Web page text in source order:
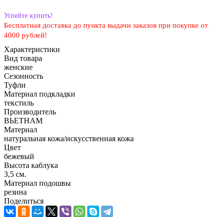
Успейте купить!
Бесплатная доставка до пункта выдачи заказов при покупке от
4000 рублей!
Характеристики
Вид товара
женские
Сезонность
Туфли
Материал подкладки
текстиль
Производитель
ВЬЕТНАМ
Материал
натуральная кожа/искусственная кожа
Цвет
бежевый
Высота каблука
3,5 см.
Материал подошвы
резина
Поделиться